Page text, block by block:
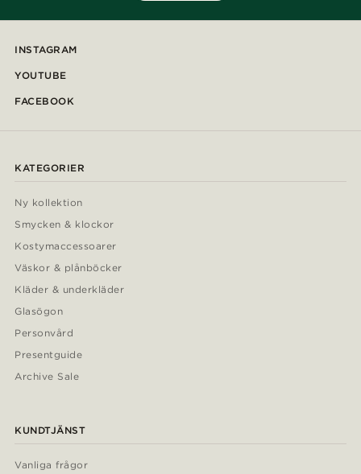
INSTAGRAM
YOUTUBE
FACEBOOK
KATEGORIER
Ny kollektion
Smycken & klockor
Kostymaccessoarer
Väskor & plånböcker
Kläder & underkläder
Glasögon
Personvård
Presentguide
Archive Sale
KUNDTJÄNST
Vanliga frågor